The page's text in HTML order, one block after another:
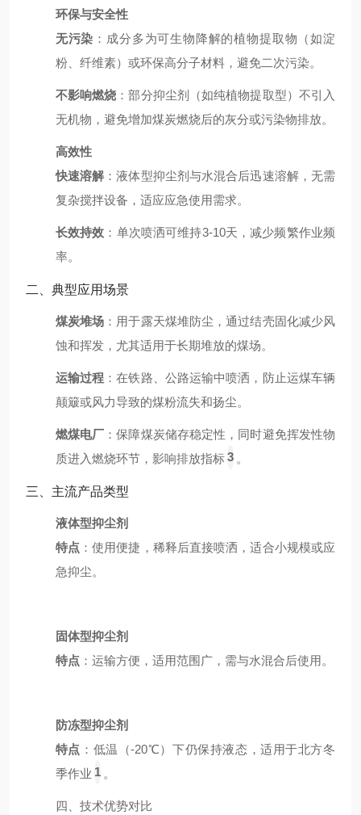
环保与安全性
无污染 ：成分多为可生物降解的植物提取物（如淀
粉、纤维素）或环保高分子材料，避免二次污染。
不影响燃烧 ：部分抑尘剂（如纯植物提取型）不引入
无机物，避免增加煤炭燃烧后的灰分或污染物排放。
高效性
快速溶解：液体型抑尘剂与水混合后迅速溶解，无需
复杂搅拌设备，适应应急使用需求。
长效持效 ：单次喷洒可维持3-10天，减少频繁作业频
率。
二、典型应用场景
煤炭堆场 ：用于露天煤堆防尘，通过结壳固化减少风
蚀和挥发，尤其适用于长期堆放的煤场。
运输过程 ：在铁路、公路运输中喷洒，防止运煤车辆
颠簸或风力导致的煤粉流失和扬尘。
燃煤电厂 ：保障煤炭储存稳定性，同时避免挥发性物
质进入燃烧环节，影响排放指标3 。
三、主流产品类型
液体型抑尘剂
特点 ：使用便捷，稀释后直接喷洒，适合小规模或应
急抑尘。
固体型抑尘剂
特点 ：运输方便，适用范围广，需与水混合后使用。
防冻型抑尘剂
特点 ：低温（-20℃）下仍保持液态，适用于北方冬
季作业 1 。
四、技术优势对比